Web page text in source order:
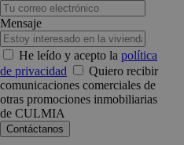
Mensaje
He leído y acepto lapolítica
de privacidad
Quiero recibir
comunicaciones comerciales de
otras promociones inmobiliarias
de CULMIA